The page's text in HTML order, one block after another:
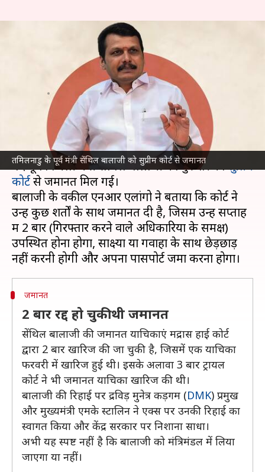
तमिलनाडु के पूर्व मंत्री सेंथिल बालाजी को सुप्रीम कोर्ट से जमानत
नौकरी के बदले पैसा मामला:
तमिलनाडु के पूर्व मंत्री सेंथिल
बालाजी को सुप्रीम कोर्ट से जमानत
Sep 26, 2024 12:22 pm
तमिलनाडुमें नौकरी के बदले पैसा लेने के मामले में जेल में
बंद पूर्व बिजली मंत्री सेंथिल बालाजी को गुरुवार कोसुप्रीम
कोर्टसे जमानत मिल गई।
बालाजी के वकील एनआर एलांगो ने बताया कि कोर्ट ने
उन्हें कुछ शर्तों के साथ जमानत दी है, जिसमें उन्हें सप्ताह
में 2 बार (गिरफ्तार करने वाले अधिकारियों के समक्ष)
उपस्थित होना होगा, साक्ष्यों या गवाहों के साथ छेड़छाड़
जमानत
2 बार रद्द हो चुकी थी जमानत
सेंथिल बालाजी की जमानत याचिकाएं मद्रास हाई कोर्ट
द्वारा 2 बार खारिज की जा चुकी है, जिसमें एक याचिका
फरवरी में खारिज हुई थी। इसके अलावा 3 बार ट्रायल
कोर्ट ने भी जमानत याचिका खारिज की थी।
बालाजी की रिहाई पर द्रविड़ मुनेत्र कड़गम (DMK) प्रमुख
और मुख्यमंत्री एमके स्टालिन ने एक्स पर उनकी रिहाई का
स्वागत किया और केंद्र सरकार पर निशाना साधा।
अभी यह स्पष्ट नहीं है कि बालाजी को मंत्रिमंडल में लिया
जाएगा या नहीं।